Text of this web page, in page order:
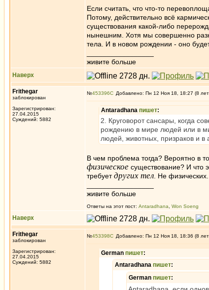
Если считать, что что-то
Потому, действительно всё
существования какой-либо
нынешним. Хотя мы совершенно
тела. И в новом рождении - оно
живите больше
Наверх
Frithegar
заблокирован
Зарегистрирован:
27.04.2015
Суждений: 5882
№453396 Добавлено: Пн 12 Ноя 18, 18:27 (8
Antaradhana пишет:
2. Круговорот сансары, когда
рождению в мире людей или в
людей, животных, призраков и
В чем проблема тогда? Вероятно в
физическое существование? И что
требуетдругих тел . Не физических.
живите больше
Ответы на этот пост: Antaradhana Won Soeng
Наверх
Frithegar
заблокирован
Зарегистрирован:
27.04.2015
Суждений: 5882
№453398 Добавлено: Пн 12 Ноя 18, 18:36 (8
German пишет:
Antaradhana пишет:
German пишет: